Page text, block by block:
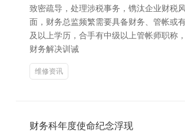
致密疏导，处理涉税事务，镌汰企业财税
面，财务总监频繁需要具备财务、管帐或
及以上学历，合手有中级以上管帐师职称
财务解决训诫
维修资讯
财务科年度使命纪念浮现